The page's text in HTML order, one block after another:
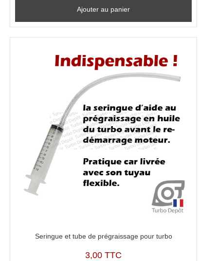
Ajouter au panier
Seringue et tube de prégraissage pour turbo
3,00 TTC